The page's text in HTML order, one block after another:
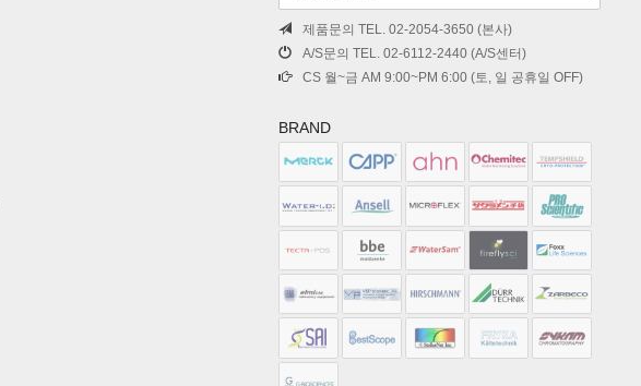
제품문의 TEL. 02-2054-3650 (본사)
A/S문의 TEL. 02-6112-2440 (A/S센터)
CS 월~금 AM 9:00~PM 6:00 (토, 일 공휴일 OFF)
BRAND